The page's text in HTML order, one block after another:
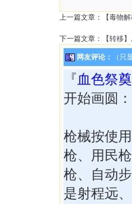
上一篇文章： 【毒物
下一篇文章： 【转移
网友评论： （只
『血色祭奠
开始画圆
枪械按使
枪、用民
枪、自动
是射程远